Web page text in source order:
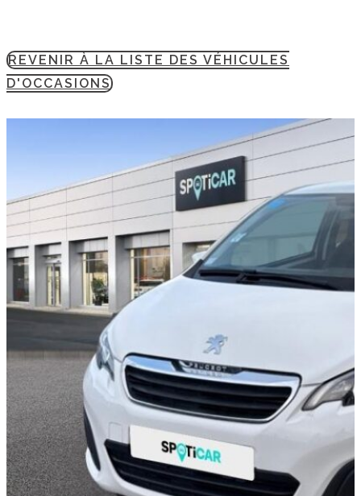
REVENIR À LA LISTE DES VÉHICULES
D'OCCASIONS